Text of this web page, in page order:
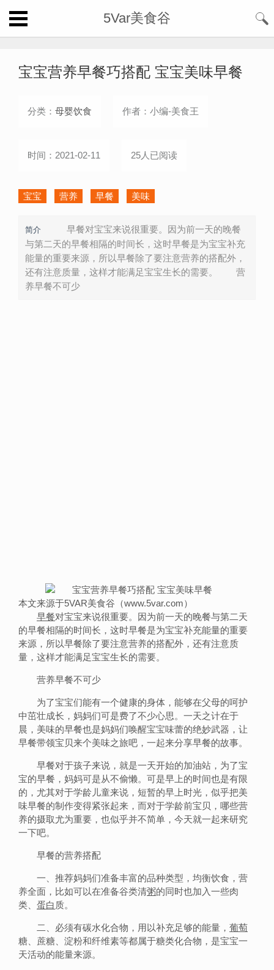
5Var美食谷
宝宝营养早餐巧搭配 宝宝美味早餐
分类： 母婴饮食 作者：小编-美食王
时间：2021-02-11 25人已阅读
宝宝 营养 早餐 美味
简介
早餐对宝宝来说很重要。因为前一天的晚餐
与第二天的早餐相隔的时间长，这时早餐是为宝宝补充
能量的重要来源，所以早餐除了要注意营养的搭配外，
还有注意质量，这样才能满足宝宝生长的需要。 营
养早餐不可少
本文来源于5VAR美食谷（www.5var.com）
早餐对宝宝来说很重要。因为前一天的晚餐与第二天
的早餐相隔的时间长，这时早餐是为宝宝补充能量的重要
来源，所以早餐除了要注意营养的搭配外，还有注意质
量，这样才能满足宝宝生长的需要。
营养早餐不可少
为了宝宝们能有一个健康的身体，能够在父母的呵护
中茁壮成长，妈妈们可是费了不少心思。一天之计在于
晨，美味的早餐也是妈妈们唤醒宝宝味蕾的绝妙武器，让
早餐带领宝贝来个美味之旅吧，一起来分享早餐的故事。
早餐对于孩子来说，就是一天开始的加油站，为了宝
宝的早餐，妈妈可是从不偷懒。可是早上的时间也是有限
的，尤其对于学龄儿童来说，短暂的早上时光，似乎把美
味早餐的制作变得紧张起来，而对于学龄前宝贝，哪些营
养的摄取尤为重要，也似乎并不简单，今天就一起来研究
一下吧。
早餐的营养搭配
一、推荐妈妈们准备丰富的品种类型，均衡饮食，营
养全面，比如可以在准备谷类清粥的同时也加入一些肉
类、 蛋白 质。
二、必须有碳水化合物，用以补充足够的能量， 葡萄
糖、蔗糖、淀粉和纤维素等都属于糖类化合物，是宝宝一
天活动的能量来源。